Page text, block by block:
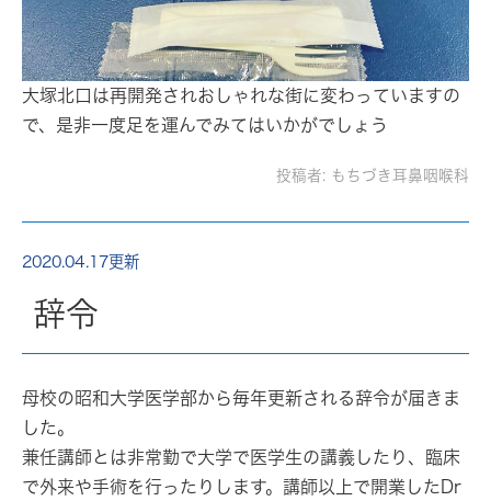
大塚北口は再開発されおしゃれな街に変わっていますの
で、是非一度足を運んでみてはいかがでしょう
投稿者: もちづき耳鼻咽喉科
2020.04.17更新
辞令
母校の昭和大学医学部から毎年更新される辞令が届きま
した。
兼任講師 とは非常勤で大学で医学生の講義したり、臨床
で外来や手術を行ったりします。講師以上で開業したDr